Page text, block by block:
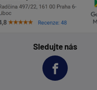
Sledujte nás